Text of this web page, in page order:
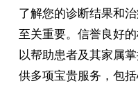
了解您的诊断结果和
至关重要。信誉良好
以帮助患者及其家属掌
供多项宝贵服务，包